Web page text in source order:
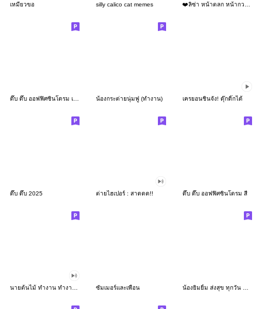
เหมียวขอ silly calico cat memes
ดึ๊บ ดึ๊บ ออฟฟิศซินโดรม เก้า น้องกระต่ายนุ่มฟู (ทำงาน) เครยอนชินจัง! ดุ๊กดิ๊กได้
ดึ๊บ ดึ๊บ 2025 ต่ายไฮเปอร์ : สาดดด!! ดึ๊บ ดึ๊บ ออฟฟิศซินโดรม สี่
ซัมเมอร์และเพื่อน